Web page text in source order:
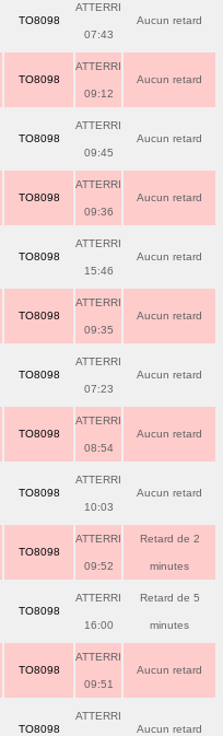
TO8098
ATTERRI
07:43
Aucun retard
TO8098
ATTERRI
09:12
Aucun retard
TO8098
ATTERRI
09:45
Aucun retard
TO8098
ATTERRI
09:36
Aucun retard
TO8098
ATTERRI
15:46
Aucun retard
TO8098
ATTERRI
09:35
Aucun retard
TO8098
ATTERRI
07:23
Aucun retard
TO8098
ATTERRI
08:54
Aucun retard
TO8098
ATTERRI
10:03
Aucun retard
TO8098
ATTERRI
09:52
Retard de 2
minutes
TO8098
ATTERRI
16:00
Retard de 5
minutes
TO8098
ATTERRI
09:51
Aucun retard
TO8098
ATTERRI
Aucun retard